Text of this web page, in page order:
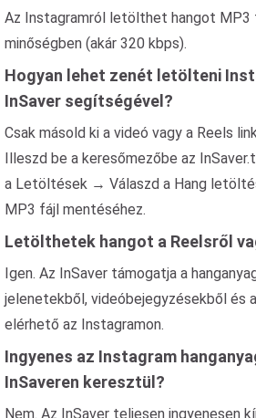
Az Instagramról letölthet hangot MP3
minőségben (akár 320 kbps).
Hogyan lehet zenét letölteni
InSaver segítségével?
Csak másold ki a videó vagy a Reels
Illeszd be a keresőmezőbe az
a Letöltések → Válaszd a Hang
MP3 fájl mentéséhez.
Letölthetek hangot a Reelsről
Igen. Az InSaver támogatja a
jelenetekből, videóbejegyzésekből és
elérhető az Instagramon.
Ingyenes az Instagram
InSaveren keresztül?
Nem. Az InSaver teljesen ingyenesen